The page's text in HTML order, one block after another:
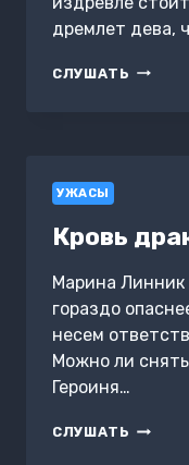
дремлет дева,
СЛУШАТЬ АЗЪ
УЖАСЫ
Кровь
Марина Линник
гораздо
несем
Можно ли снять
Героиня…
СЛУШАТЬ КРОВЬ